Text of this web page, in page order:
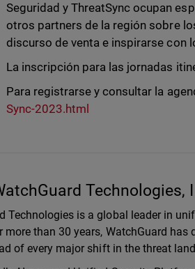
Seguridad y ThreatSync ocupan
otros partners de la región sobre
discurso de venta e inspirarse con
La inscripción para las jornadas
Para registrarse y consultar la
Sync-2023.html
Technologies,
Technologies is a global leader in
more than 30 years, WatchGuard
of every major shift in the threat